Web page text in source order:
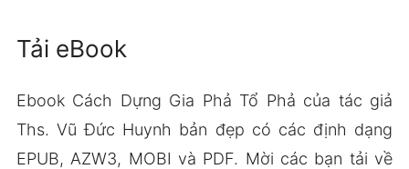
Tải eBook
Ebook Cách Dựng Gia Phả Tổ Phả của tác giả
Ths. Vũ Đức Huynh bản đẹp có các định dạng
EPUB, AZW3, MOBI và PDF. Mời các bạn tải về